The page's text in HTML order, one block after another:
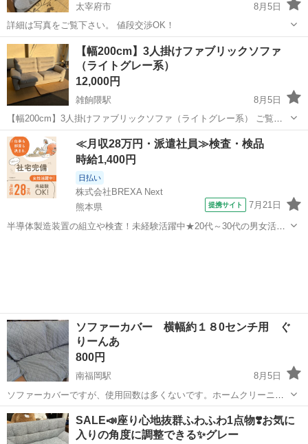
太宰府市
8月5日
詳細は写真をご覧下さい。 値段交渉OK！
福岡 太宰府市
【幅200cm】3人掛けファブリックソファ
（ライトグレー系）
12,000円
雑餉隈駅
8月5日
【幅200cm】3人掛けファブリックソファ（ライトグレー系） ご覧い
ただきありがとうございます。 ゆったり座れる大型のファブリックソ
ファ（3人掛け）です。 落ち着いたライトグレーカラーで、北欧スタ
イルやシンプルなお部屋に...
福岡 大野城市 雑餉隈駅 ソファ
≪月収28万円・派遣社員≫検査・検品
時給1,400円
日払い
株式会社BREXA Next
熊本県
提携サイト 7月21日
半導体製造装置の組立や検査！未経験活躍中★20代～30代の男女活躍
ソファーカバー 横幅約１８0センチ用 ぐ
りーんあ
800円
南福岡駅
8月5日
ソファーカバーですが、使用回数は多くないです。ホームクリーニン
グしています。
福岡 福岡市 南福岡駅 ソファ
SALE📣座り心地抜群ふわふわ1点物❣️お気に
入りの角度に調整できる✨グレー